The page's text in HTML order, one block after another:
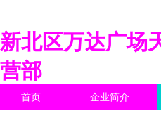
新北区万达广场
营部
首页 企业简介